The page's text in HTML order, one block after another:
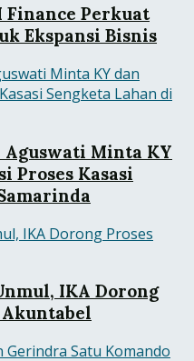
Finance Perkuat
Ekspansi Bisnis
Aguswati Minta KY
Proses Kasasi
IKA Dorong